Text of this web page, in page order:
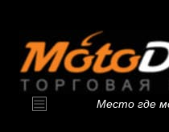
Место где